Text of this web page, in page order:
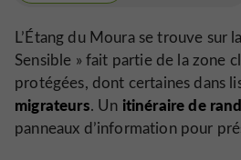
L’Étang du Moura se trouve sur
Sensible » fait partie de la zone
protégées, dont certaines dans
migrateurs. Un itinéraire de
panneaux d’information pour